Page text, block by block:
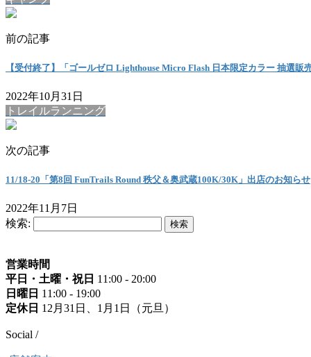
前の記事
【受付終了】「ゴールゼロ Lighthouse Micro Flash 日本限定カラー 抽選販
2022年10月31日
トレイルランニング
次の記事
11/18-20「第8回 FunTrails Round 秩父＆奥武蔵100K/30K」出店のお知らせ
2022年11月7日
検索:
営業時間
平日・土曜・祝日 11:00 - 20:00
日曜日 11:00 - 19:00
定休日 12月31日、1月1日（元旦）
Social /